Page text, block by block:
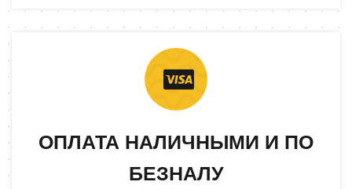
ОПЛАТА НАЛИЧНЫМИ И ПО
БЕЗНАЛУ